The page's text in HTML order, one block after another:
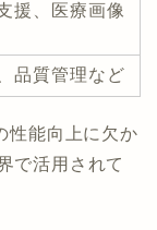
援、医療画像
品質管理など
性能向上に欠か
で活用されて